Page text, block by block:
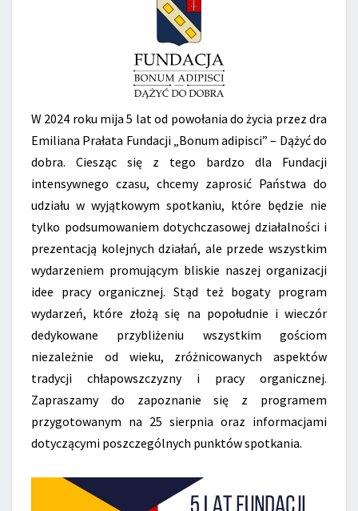
W 2024 roku mija 5 lat od powołania do życia przez dra
Emiliana Prałata Fundacji „Bonum adipisci” – Dążyć do
dobra. Ciesząc się z tego bardzo dla Fundacji
intensywnego czasu, chcemy zaprosić Państwa do
udziału w wyjątkowym spotkaniu, które będzie nie
tylko podsumowaniem dotychczasowej działalności i
prezentacją kolejnych działań, ale przede wszystkim
wydarzeniem promującym bliskie naszej organizacji
idee pracy organicznej. Stąd też bogaty program
wydarzeń, które złożą się na popołudnie i wieczór
dedykowane przybliżeniu wszystkim gościom
niezależnie od wieku, zróżnicowanych aspektów
tradycji chłapowszczyzny i pracy organicznej.
Zapraszamy do zapoznanie się z programem
przygotowanym na 25 sierpnia oraz informacjami
dotyczącymi poszczególnych punktów spotkania.